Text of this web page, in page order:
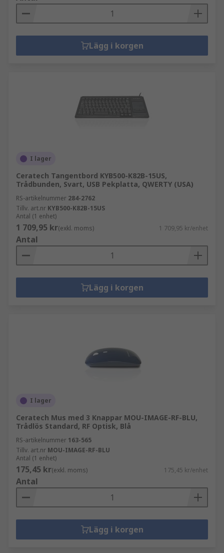
Lägg i korgen
I lager
Ceratech Tangentbord KYB500-K82B-15US,
Trådbunden, Svart, USB Pekplatta, QWERTY (USA)
RS-artikelnummer 284-2762
Tillv. art.nr KYB500-K82B-15US
Antal (1 enhet)
1 709,95 kr(exkl. moms) 1 709,95 kr/enhet
Antal
Lägg i korgen
I lager
Ceratech Mus med 3 Knappar MOU-IMAGE-RF-BLU,
Trådlös Standard, RF Optisk, Blå
RS-artikelnummer 163-565
Tillv. art.nr MOU-IMAGE-RF-BLU
Antal (1 enhet)
175,45 kr(exkl. moms) 175,45 kr/enhet
Antal
Lägg i korgen